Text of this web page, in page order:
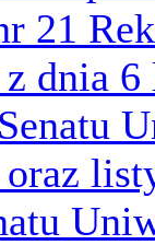
21
dnia